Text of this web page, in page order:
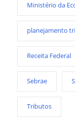
Ministério da
planejamento
Receita Federal
Sebrae
Tributos